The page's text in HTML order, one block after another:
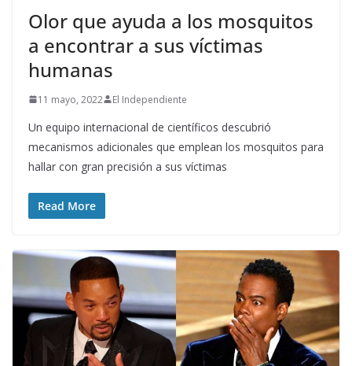
Olor que ayuda a los mosquitos
a encontrar a sus víctimas
humanas
11 mayo, 2022 El Independiente
Un equipo internacional de científicos descubrió
mecanismos adicionales que emplean los mosquitos para
hallar con gran precisión a sus víctimas
Read More